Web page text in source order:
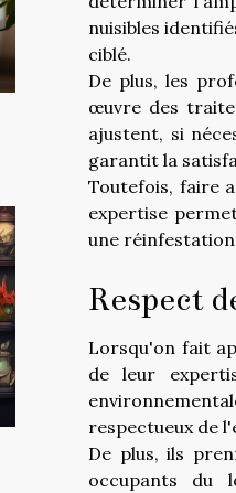
nuisibles
ciblé.
De plus, les
œuvre des
ajustent, si
garantit la
Toutefois, faire
expertise
une
Respect
Lorsqu'on fait
de leur
respectueux de
De plus, ils
occupants du